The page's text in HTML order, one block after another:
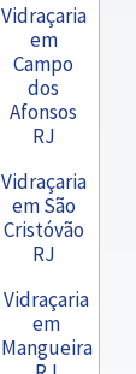
Vidraçaria
em
Campo
dos
Afonsos
RJ
Vidraçaria
em São
Cristóvão
RJ
Vidraçaria
em
Mangueira